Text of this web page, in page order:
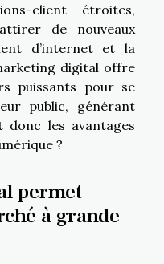
client étroites,
de nouveaux
d’internet et la
digital offre
puissants pour se
public, générant
les avantages
?
permet
à grande